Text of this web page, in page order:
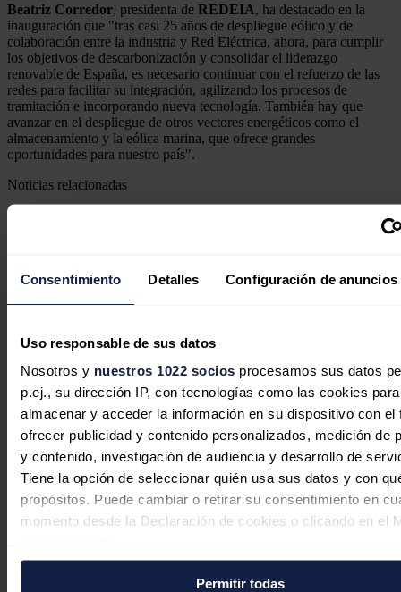
Consentimiento Detalles Configuración de anuncios
Uso responsable de sus datos
Nosotros y nuestros 1022 socios procesamos sus datos
p.ej., su dirección IP, con tecnologías como las cookies para
almacenar y acceder la información en su dispositivo con el
ofrecer publicidad y contenido personalizados, medición de
y contenido, investigación de audiencia y desarrollo de
Tiene la opción de seleccionar quién usa sus datos y con
propósitos. Puede cambiar o retirar su consentimiento en
momento desde la Declaración de cookies o clicando en el
Si lo permite, también quisiéramos:Permitir todas
Beatriz Corredor, presidenta de REDEIA, ha destacado en la
inauguración que "tras casi 25 años de despliegue eólico y de
colaboración entre la industria y Red Eléctrica, ahora, para cumplir
los objetivos de descarbonización y consolidar el liderazgo
renovable de España, es necesario continuar con el refuerzo de las
redes para facilitar su integración, agilizando los procesos de
tramitación e incorporando nueva tecnología. También hay que
avanzar en el despliegue de otros vectores energéticos como el
almacenamiento y la eólica marina, que ofrece grandes
oportunidades para nuestro país".
Noticias relacionadas
España eleva sus previsiones de
capacidad en centros de datos para